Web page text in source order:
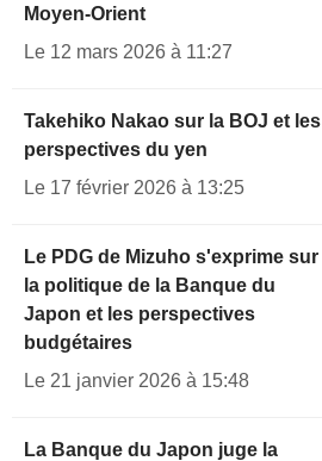
Moyen-Orient
Le 12 mars 2026 à 11:27
Takehiko Nakao sur la BOJ et les
perspectives du yen
Le 17 février 2026 à 13:25
Le PDG de Mizuho s'exprime sur
la politique de la Banque du
Japon et les perspectives
budgétaires
Le 21 janvier 2026 à 15:48
La Banque du Japon juge la